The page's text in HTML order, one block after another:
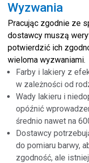
Wyzwania
Pracując zgodnie ze
dostawcy muszą
potwierdzić ich
wieloma wyzwaniami.
Farby i lakiery z
w zależności od
Wady lakieru i
opóźnić
średnio nawet na
Dostawcy
do pomiaru barwy,
zgodność, ale